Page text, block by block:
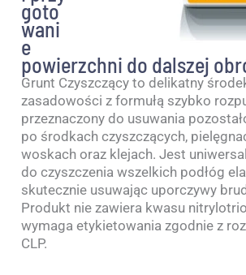
goto
wani
e
powierzchni do dalszej
Grunt Czyszczący to delikatny
zasadowości z formułą szybko
przeznaczony do usuwania
po środkach czyszczących,
woskach oraz klejach. Jest
do czyszczenia wszelkich podłóg
skutecznie usuwając uporczywy
Produkt nie zawiera kwasu
wymaga etykietowania zgodnie z
CLP.